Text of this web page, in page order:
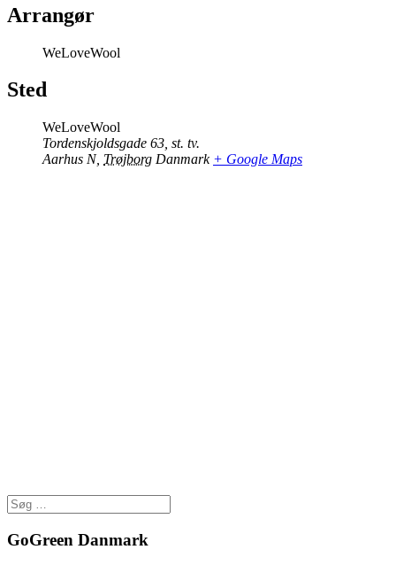
Arrangør
WeLoveWool
Sted
WeLoveWool
Tordenskjoldsgade 63, st. tv.
Aarhus N, Trøjborg Danmark + Google Maps
GoGreen Danmark